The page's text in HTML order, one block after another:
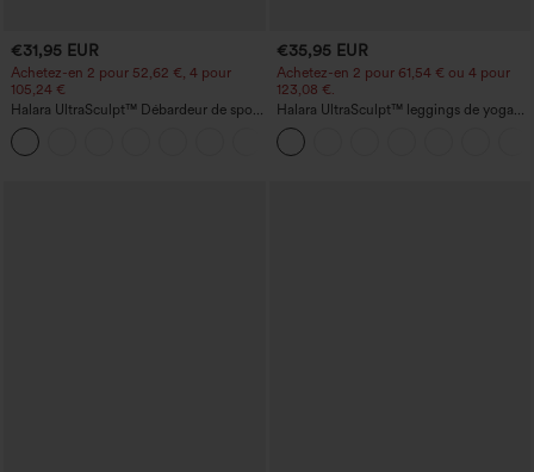
€31,95 EUR
Achetez-en 2 pour 52,62 €, 4 pour
105,24 €
Halara UltraSculpt™ Débardeur de sport
à col rond et ourlet arrondi
€35,95 EUR
Achetez-en 2 pour 61,54 € ou 4 pour
123,08 €.
Halara UltraSculpt™ leggings de yoga
taille haute, gainants avec contrôle du
ventre, coupe bootcut, à poches